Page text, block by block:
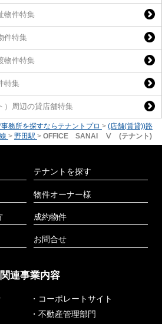
物件特集
件特集
物件特集
特集
）周辺の貸店舗特集
務所を探すならテナントプロ > (店舗(賃貸))路
> 野田駅 > OFFICE SANAI Ⅴ (テナント)
テナントを探す
物件オーナー様
成約物件
お問合せ
関連事業内容
・コーポレートサイト
・不動産管理部門